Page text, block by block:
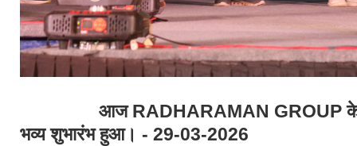
आज RADHARAMAN GROUP के
भव्य शुभारंभ हुआ। - 29-03-2026